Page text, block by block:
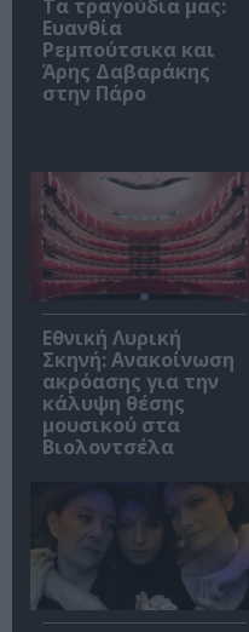
Τα τραγούδια μας:
Ευανθία
Ρεμπούτσικα και
Άρης Δαβαράκης
στην Πάρο
Εθνική Λυρική
Σκηνή: Ανακοίνωση
ακρόασης για την
κάλυψη θέσης
μουσικού στα
Βιολοντσέλα